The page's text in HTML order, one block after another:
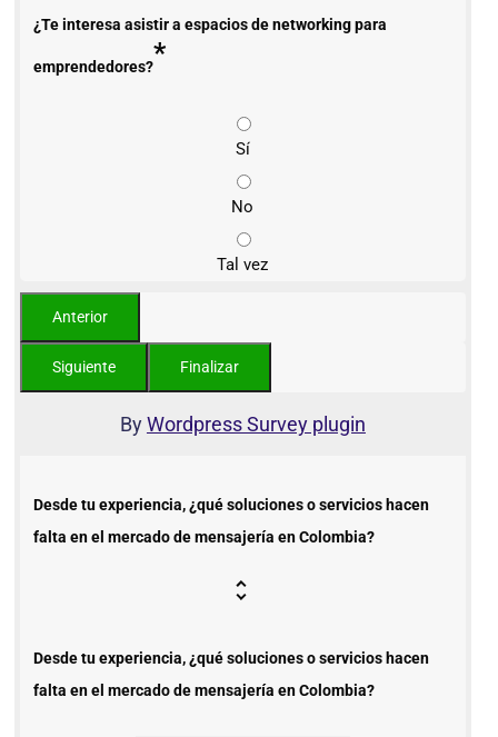
¿Te interesa asistir a espacios de networking para
emprendedores?*
Sí
No
Tal vez
ByWordpress Survey plugin
Desde tu experiencia, ¿qué soluciones o servicios hacen
falta en el mercado de mensajería en Colombia?
Desde tu experiencia, ¿qué soluciones o servicios hacen
falta en el mercado de mensajería en Colombia?